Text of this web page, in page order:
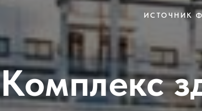
ИСТОЧНИК
Комплекс